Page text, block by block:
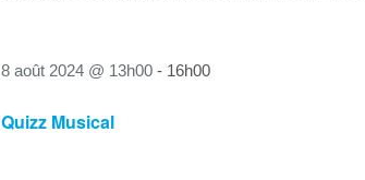
Quizz Musical
8 août 2024 @ 13h00- 16h00